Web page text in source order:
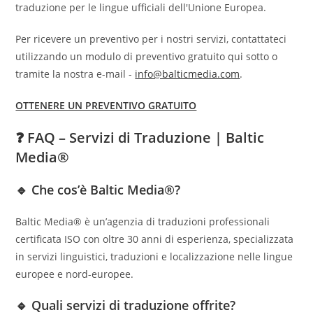
traduzione per le lingue ufficiali dell'Unione Europea.
Per ricevere un preventivo per i nostri servizi, contattateci
utilizzando un modulo di preventivo gratuito qui sotto o
tramite la nostra e-mail - info@balticmedia.com.
OTTENERE UN PREVENTIVO GRATUITO
❓ FAQ – Servizi di Traduzione | Baltic
Media®
🔹 Che cos’è Baltic Media®?
Baltic Media® è un’agenzia di traduzioni professionali
certificata ISO con oltre 30 anni di esperienza, specializzata
in servizi linguistici, traduzioni e localizzazione nelle lingue
europee e nord-europee.
🔹 Quali servizi di traduzione offrite?